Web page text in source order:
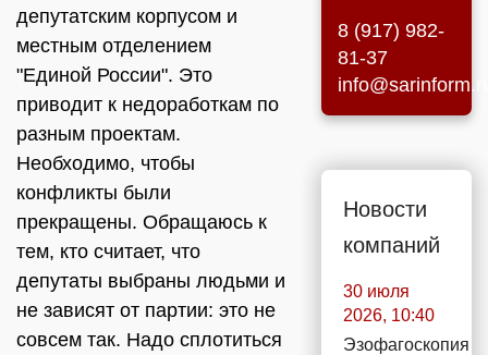
депутатским корпусом и
местным отделением
"Единой России". Это
приводит к недоработкам по
разным проектам.
Необходимо, чтобы
конфликты были
прекращены. Обращаюсь к
тем, кто считает, что
депутаты выбраны людьми и
не зависят от партии: это не
совсем так. Надо сплотиться
8 (917) 982-
81-37
Новости
компаний
30 июля
2026, 10:40
Эзофагоскопия